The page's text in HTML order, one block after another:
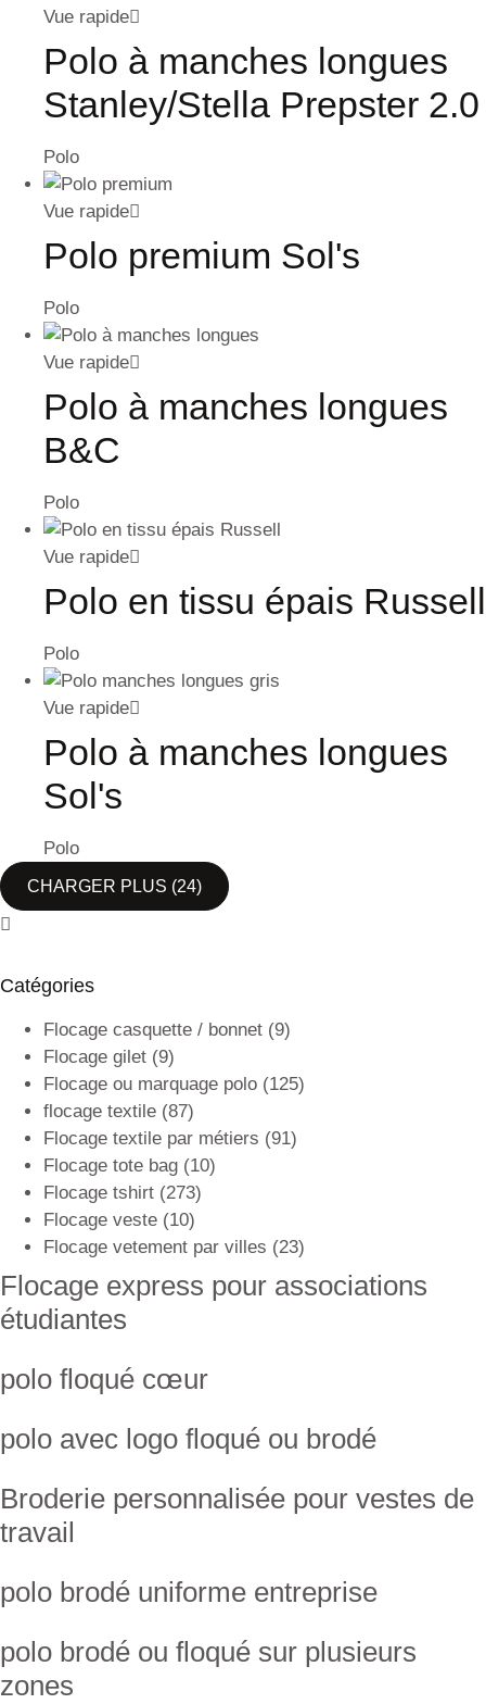
Vue rapide
Polo à manches longues
Stanley/Stella Prepster 2.0
Polo
Vue rapide
Polo premium Sol's
Polo
Vue rapide
Polo à manches longues
B&C
Polo
Vue rapide
Polo en tissu épais Russell
Polo
Vue rapide
Polo à manches longues
Sol's
Polo
CHARGER PLUS (24)
Catégories
Flocage casquette / bonnet (9)
Flocage gilet (9)
Flocage ou marquage polo (125)
flocage textile (87)
Flocage textile par métiers (91)
Flocage tote bag (10)
Flocage tshirt (273)
Flocage veste (10)
Flocage vetement par villes (23)
Flocage express pour associations
étudiantes
polo floqué cœur
polo avec logo floqué ou brodé
Broderie personnalisée pour vestes de
travail
polo brodé uniforme entreprise
polo brodé ou floqué sur plusieurs
zones